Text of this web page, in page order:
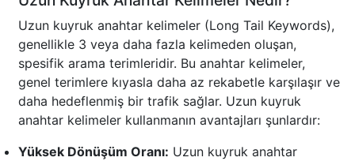
Uzun kuyruk anahtar kelimeler (Long Tail Keywords),
genellikle 3 veya daha fazla kelimeden oluşan,
spesifik arama terimleridir. Bu anahtar kelimeler,
genel terimlere kıyasla daha az rekabetle karşılaşır ve
daha hedeflenmiş bir trafik sağlar. Uzun kuyruk
anahtar kelimeler kullanmanın avantajları şunlardır:
Yüksek Dönüşüm Oranı: Uzun kuyruk anahtar